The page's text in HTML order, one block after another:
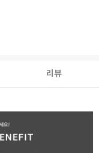
리뷰